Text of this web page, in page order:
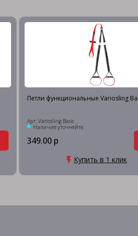
Петли функциональные Variosling
Арт: Variosling Basic
Наличие уточняйте
349.00 р
Купить в 1 клик